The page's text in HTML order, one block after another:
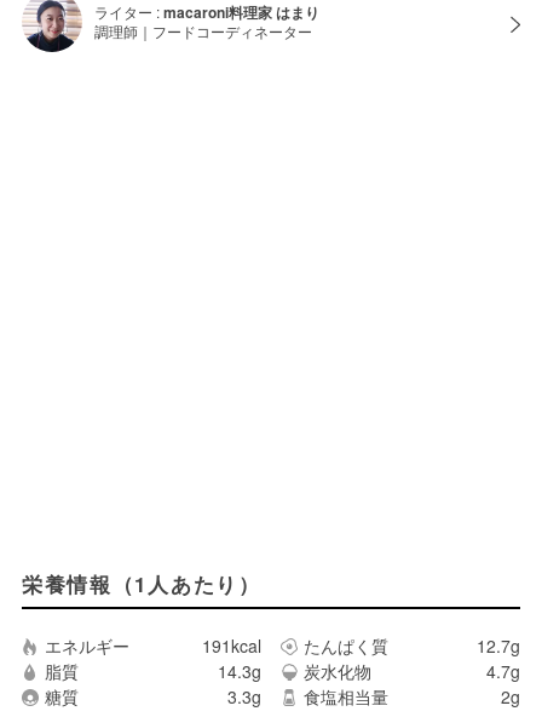
ライター :macaroni料理家 はまり
調理師｜フードコーディネーター
栄養情報（1人あたり）
エネルギー 191kcal たんぱく質
12.7g
脂質
14.3g 炭水化物
4.7g
糖質
3.3g 食塩相当量 2g